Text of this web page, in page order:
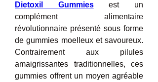
Dietoxil Gummies est un
complément alimentaire
révolutionnaire présenté sous forme
de gummies moelleux et savoureux.
Contrairement aux pilules
amaigrissantes traditionnelles, ces
gummies offrent un moyen agréable